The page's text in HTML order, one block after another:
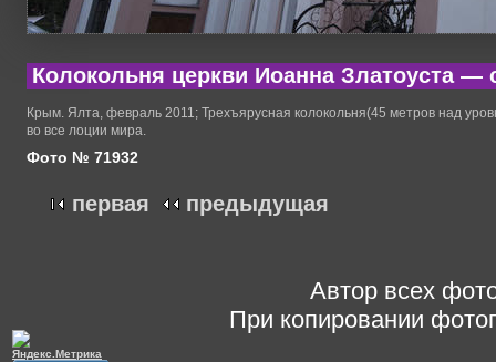
Колокольня церкви Иоанна Златоуста —
Крым. Ялта, февраль 2011; Трехъярусная колокольня(45 метров над
во все лоции мира.
Фото № 71932
первая предыдущая
Автор всех
При копировании